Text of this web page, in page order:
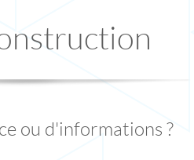
ou d'informations ?